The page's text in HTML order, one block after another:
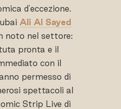
d'eccezione.
Ali Al Sayed
noto nel settore:
pronta e il
con il
permesso di
spettacoli al
Strip Live di